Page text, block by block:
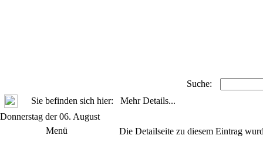
Suche:
Sie befinden sich hier: Mehr Details...
Donnerstag der 06. August
Menü
Die Detailseite zu diesem Eintrag